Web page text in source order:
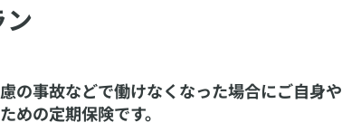
の事故などで働けなくなった場合にご自身や
めの定期保険です。